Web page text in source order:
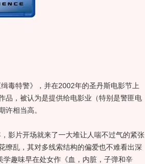
特警》，并在2002年的圣丹斯电影节上
品，被认为是提供给电影业（特别是警匪电
许相当高。
片开场就来了一大堆让人喘不过气的紧张
缭乱，其对多线索结构的偏爱也不难看出深
趣味早在处女作《血，内脏，子弹和辛